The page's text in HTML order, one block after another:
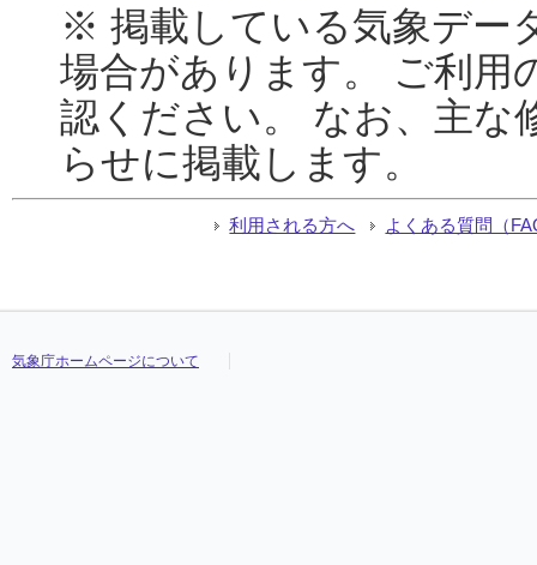
※ 掲載している気象デー
場合があります。 ご利用
認ください。 なお、主な
らせに掲載します。
利用される方へ よくある質問（
気象庁ホームページについて